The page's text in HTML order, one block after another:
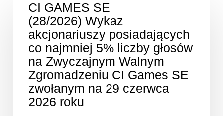
CI GAMES SE
(28/2026) Wykaz
akcjonariuszy posiadających
co najmniej 5% liczby głosów
na Zwyczajnym Walnym
Zgromadzeniu CI Games SE
zwołanym na 29 czerwca
2026 roku